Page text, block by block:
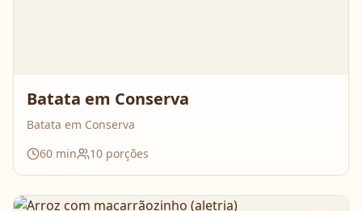
Batata em Conserva
Batata em Conserva
60 min 10 porções